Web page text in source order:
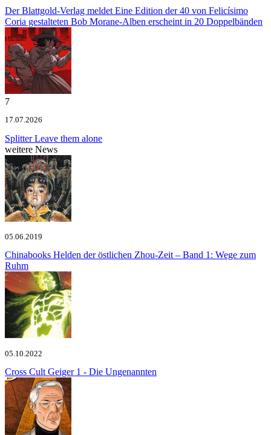
Der Blattgold-Verlag meldet Eine Edition der 40 von Felicísimo
Coria gestalteten Bob Morane-Alben erscheint in 20 Doppelbänden
7
17.07.2026
SplitterLeave them alone
weitere News
05.06.2019
Chinabooks Helden der östlichen Zhou-Zeit – Band 1: Wege zum
Ruhm
05.10.2022
Cross Cult Geiger 1 - Die Ungenannten